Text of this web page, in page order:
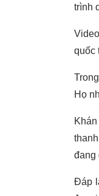
trình
quốc
Họ
đang
Đáp